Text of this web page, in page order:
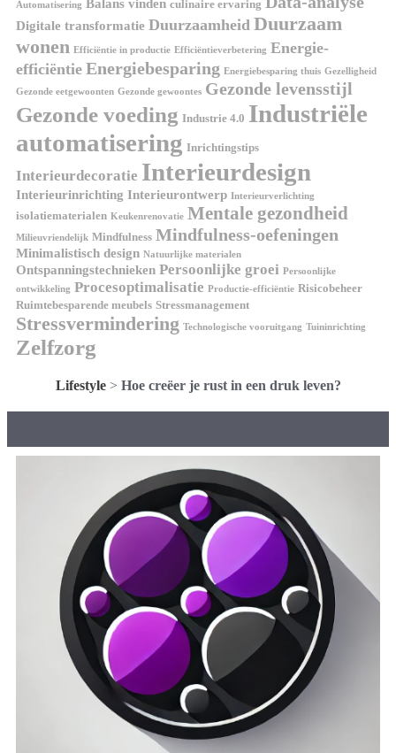
Automatisering Balans vinden culinaire ervaring
Digitale transformatie Duurzaamheid Duurzaam
wonen Efficiëntie in productie Efficiëntieverbetering Energie-
efficiëntie Energiebesparing Energiebesparing thuis Gezelligheid
Gezonde eetgewoonten Gezonde gewoontes Gezonde levensstijl
Gezonde voeding Industrie 4.0 Industriële
automatisering Inrichtingstips
Interieurdecoratie Interieurdesign
Interieurinrichting Interieurontwerp Interieurverlichting
isolatiematerialen Keukenrenovatie Mentale gezondheid
Milieuvriendelijk Mindfulness Mindfulness-oefeningen
Minimalistisch design Natuurlijke materialen
Ontspanningstechnieken Persoonlijke groei Persoonlijke
ontwikkeling Procesoptimalisatie Productie-efficiëntie Risicobeheer
Ruimtebesparende meubels Stressmanagement
Stressvermindering Technologische vooruitgang Tuininrichting
Zelfzorg
Lifestyle> Hoe creëer je rust in een druk leven?